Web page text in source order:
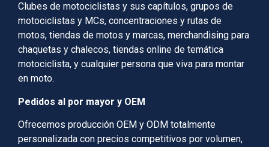
Clubes de motociclistas y sus capítulos, grupos de
motociclistas y MCs, concentraciones y rutas de
motos, tiendas de motos y marcas, merchandising para
chaquetas y chalecos, tiendas online de temática
motociclista, y cualquier persona que viva para montar
en moto.
Pedidos al por mayor y OEM
Ofrecemos producción OEM y ODM totalmente
personalizada con precios competitivos por volumen,